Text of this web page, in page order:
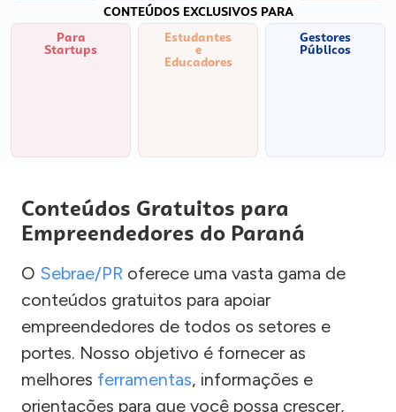
CONTEÚDOS EXCLUSIVOS PARA
Para
Startups
Estudantes
e
Educadores
Gestores
Públicos
Conteúdos Gratuitos para
Empreendedores do Paraná
O Sebrae/PR oferece uma vasta gama de
conteúdos gratuitos para apoiar
empreendedores de todos os setores e
portes. Nosso objetivo é fornecer as
melhores ferramentas, informações e
orientações para que você possa crescer,